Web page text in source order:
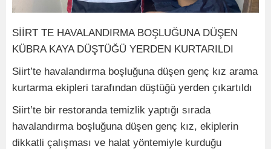
SİİRT TE HAVALANDIRMA BOŞLUĞUNA DÜŞEN
KÜBRA KAYA DÜŞTÜĞÜ YERDEN KURTARILDI
Siirt’te havalandırma boşluğuna düşen genç kız arama
kurtarma ekipleri tarafından düştüğü yerden çıkartıldı
Siirt’te bir restoranda temizlik yaptığı sırada
havalandırma boşluğuna düşen genç kız, ekiplerin
dikkatli çalışması ve halat yöntemiyle kurduğu